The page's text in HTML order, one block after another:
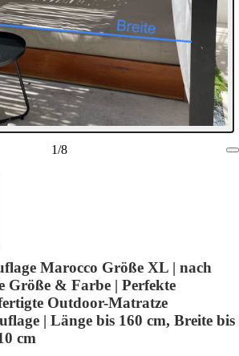
1/8
Marocco Größe XL | nach
Größe & Farbe | Perfekte
Outdoor-Matratze
| Länge bis 160 cm, Breite bis
cm